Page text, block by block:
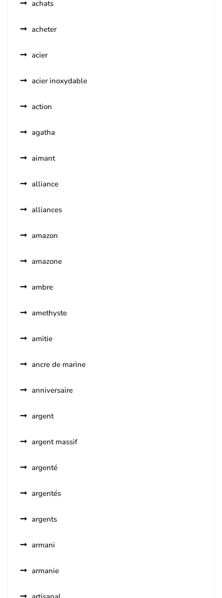
achats
acheter
acier
acier inoxydable
action
agatha
aimant
alliance
alliances
amazon
amazone
ambre
amethyste
amitie
ancre de marine
anniversaire
argent
argent massif
argenté
argentés
argents
armani
armanie